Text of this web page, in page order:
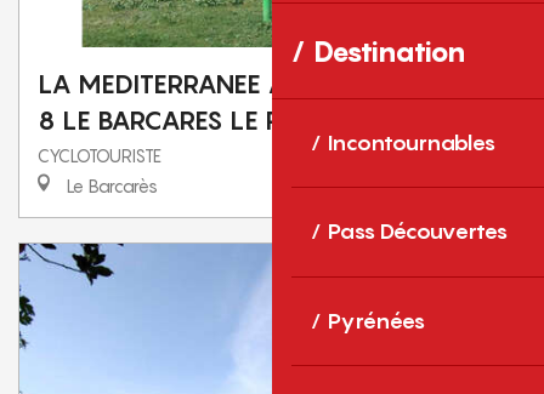
Destination
Incontournables
Pass Découvertes
Pyrénées
LA MEDITERRANEE A VELO EUROVELO
8 LE BARCARES LE PERTHUS
CYCLOTOURISTE
Le Barcarès